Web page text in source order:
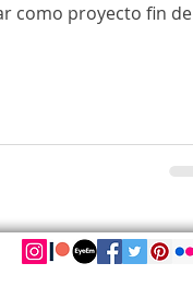
como proyecto fin de